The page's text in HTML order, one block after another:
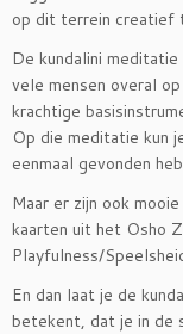
op dit terrein creatief
De kundalini
vele mensen overal
krachtige
Op die meditatie kun
eenmaal gevonden
Maar er zijn ook
kaarten uit het Osho
Playfulness/
En dan laat je de
betekent, dat je in de